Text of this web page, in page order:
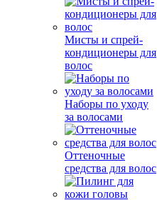
Мисты и спрей-
кондиционеры для
волос
Наборы по уходу
за волосами
Оттеночные
средства для волос